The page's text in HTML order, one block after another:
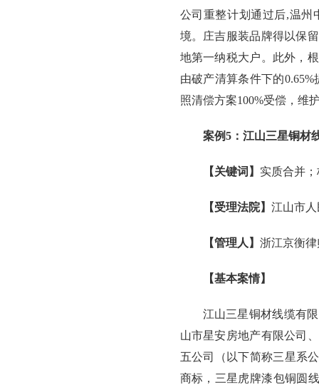
公司重整计划通过后,温州
境。庄吉服装品牌得以保
地第一纳税大户。此外，
由破产清算条件下的
照清偿方案100%受偿，维
案例5：江山三星铜材
【关键词】 实质合并
【受理法院】 江山市
【管理人】 浙江京衡
【基本案情】
江山三星铜材线缆有
山市星安房地产有限公司
五公司（以下简称三星系
商标，三星虎牌漆包铜圆